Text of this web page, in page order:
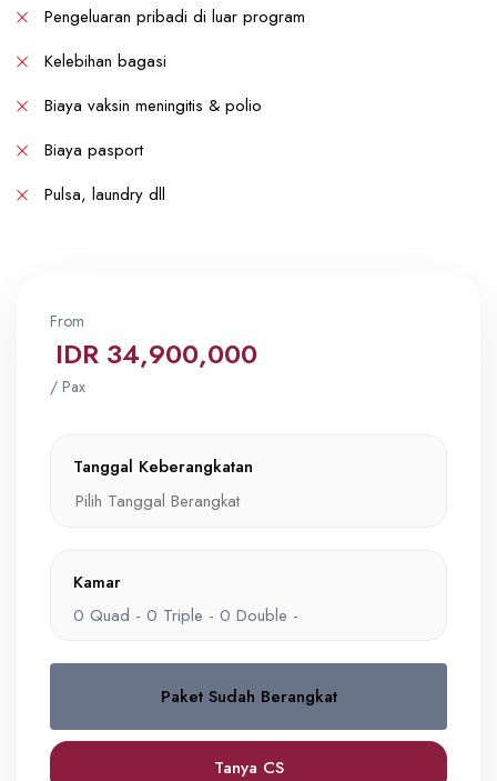
Pengeluaran pribadi di luar program
Kelebihan bagasi
Biaya vaksin meningitis & polio
Biaya pasport
Pulsa, laundry dll
From
IDR 34,900,000
/ Pax
Tanggal Keberangkatan
Kamar
0 Quad - 0 Triple - 0 Double -
Quad
IDR 34,900,000
0
Paket Sudah Berangkat
Tanya CS